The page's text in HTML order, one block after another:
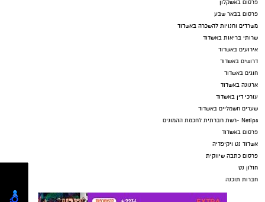
פרסום באשקלון
פרסום בבאר שבע
משרדים וחנויות להשכרה באשדוד
שרותי בריאות באשדוד
אירועים באשדוד
דרושים באשדוד
חוגים באשדוד
ארנונה באשדוד
עורכי דין באשדוד
שערים חשמליים באשדוד
Netips -רשת חברתית לחכמת ההמונים
פרסום באשדוד
אשדוד נט ויקיפדיה
פרסום כתבה שיווקית
חולון נט
חברות תוכנה